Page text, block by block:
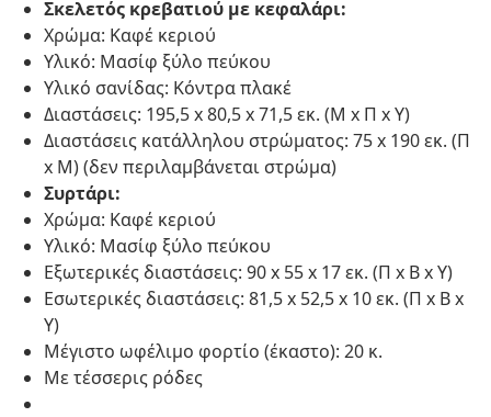
Σκελετός κρεβατιού με κεφαλάρι:
Χρώμα: Καφέ κεριού
Υλικό: Μασίφ ξύλο πεύκου
Υλικό σανίδας: Κόντρα πλακέ
Διαστάσεις: 195,5 x 80,5 x 71,5 εκ. (Μ x Π x Υ)
Διαστάσεις κατάλληλου στρώματος: 75 x 190 εκ. (Π
x Μ) (δεν περιλαμβάνεται στρώμα)
Συρτάρι:
Χρώμα: Καφέ κεριού
Υλικό: Μασίφ ξύλο πεύκου
Εξωτερικές διαστάσεις: 90 x 55 x 17 εκ. (Π x Β x Υ)
Εσωτερικές διαστάσεις: 81,5 x 52,5 x 10 εκ. (Π x Β x
Υ)
Μέγιστο ωφέλιμο φορτίο (έκαστο): 20 κ.
Με τέσσερις ρόδες